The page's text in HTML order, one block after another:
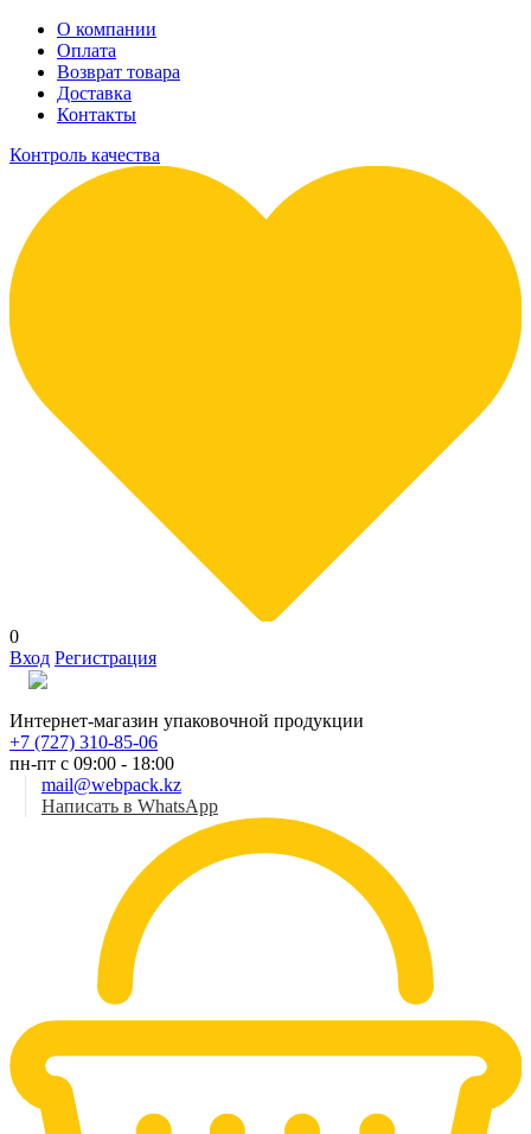
О компании
Оплата
Возврат товара
Доставка
Контакты
Контроль качества
0
Вход Регистрация
Интернет-магазин упаковочной продукции
+7 (727) 310-85-06
пн-пт с 09:00 - 18:00
mail@webpack.kz
Написать в WhatsApp